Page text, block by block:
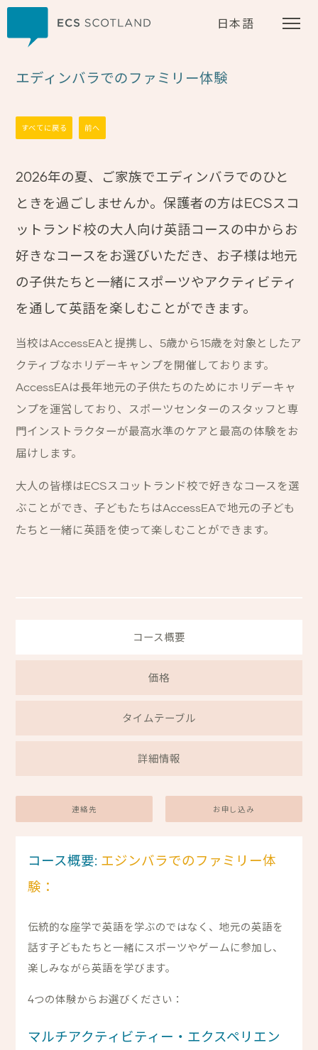
日本語
エディンバラでのファミリー体験
すべてに戻る 前へ
2026年の夏、ご家族でエディンバラでのひと
ときを過ごしませんか。保護者の方はECSスコ
ットランド校の大人向け英語コースの中からお
好きなコースをお選びいただき、お子様は地元
の子供たちと一緒にスポーツやアクティビティ
を通して英語を楽しむことができます。
当校はAccessEAと提携し、5歳から15歳を対象としたア
クティブなホリデーキャンプを開催しております。
AccessEAは長年地元の子供たちのためにホリデーキャ
ンプを運営しており、スポーツセンターのスタッフと専
門インストラクターが最高水準のケアと最高の体験をお
届けします。
大人の皆様はECSスコットランド校で好きなコースを選
ぶことができ、子どもたちはAccessEAで地元の子ども
たちと一緒に英語を使って楽しむことができます。
コース概要
価格
タイムテーブル
詳細情報
連絡先 お申し込み
コース概要: エジンバラでのファミリー体
験：
伝統的な座学で英語を学ぶのではなく、地元の英語を
話す子どもたちと一緒にスポーツやゲームに参加し、
楽しみながら英語を学びます。
4つの体験からお選びください：
マルチアクティビティー・エクスペリエン